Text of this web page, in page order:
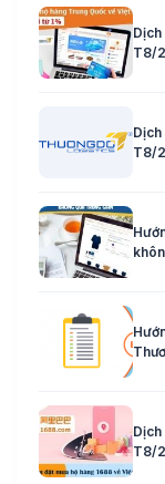
T8/
T8/
T8/